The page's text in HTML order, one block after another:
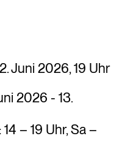
Juni 2026, 19 Uhr
2026 - 13.
– 19 Uhr, Sa –